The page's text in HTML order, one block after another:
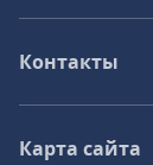
Контакты
Карта сайта